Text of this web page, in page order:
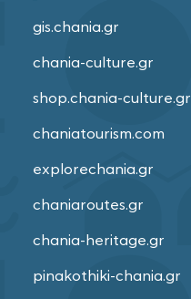
gis.chania.gr
chania-culture.gr
shop.chania-culture.gr
chaniatourism.com
explorechania.gr
chaniaroutes.gr
chania-heritage.gr
pinakothiki-chania.gr